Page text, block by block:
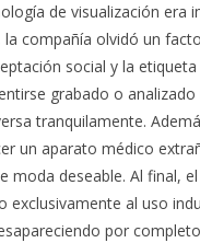
de visualización era
la compañía olvidó un
social y la
grabado o
tranquilamente.
un aparato médico
moda deseable. Al final,
exclusivamente al uso
por